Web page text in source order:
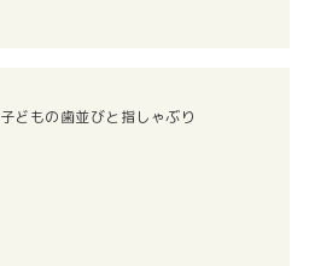
子どもの歯並びと指しゃぶり